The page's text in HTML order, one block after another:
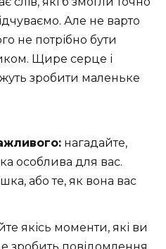
Але не варто
не потрібно бути
Щире серце і
зробити маленьке
нагадайте,
особлива для вас.
або те, як вона вас
якісь моменти, які ви
зробить повідомлення